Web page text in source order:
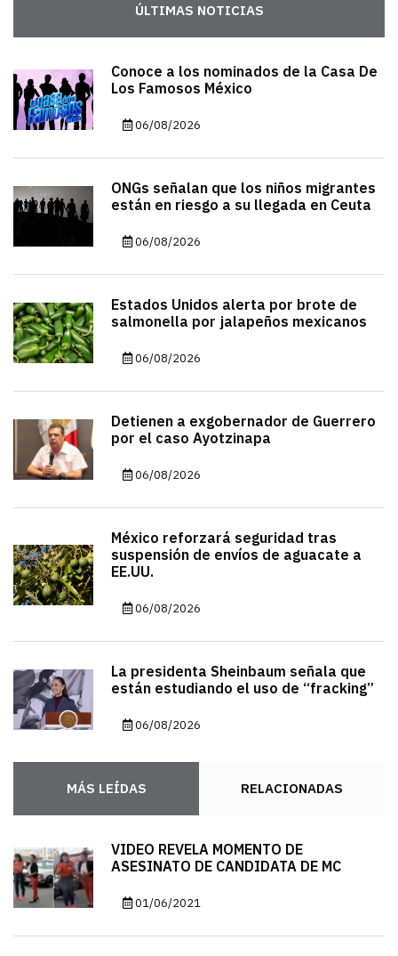
ÚLTIMAS NOTICIAS
Conoce a los nominados de la Casa De
Los Famosos México
06/08/2026
ONGs señalan que los niños migrantes
están en riesgo a su llegada en Ceuta
06/08/2026
Estados Unidos alerta por brote de
salmonella por jalapeños mexicanos
06/08/2026
Detienen a exgobernador de Guerrero
por el caso Ayotzinapa
06/08/2026
México reforzará seguridad tras
suspensión de envíos de aguacate a
EE.UU.
06/08/2026
La presidenta Sheinbaum señala que
están estudiando el uso de “fracking”
06/08/2026
MÁS LEÍDAS RELACIONADAS
VIDEO REVELA MOMENTO DE
ASESINATO DE CANDIDATA DE MC
01/06/2021